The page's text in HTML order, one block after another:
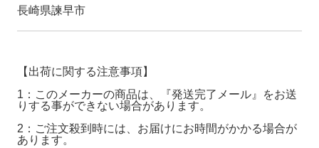
長崎県諫早市
【出荷に関する注意事項】
1：このメーカーの商品は、『発送完了メール』をお送
りする事ができない場合があります。
2：ご注文殺到時には、お届けにお時間がかかる場合が
あります。